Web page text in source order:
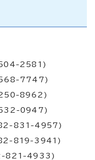
2581)
568-7747)
250-8962)
532-0947)
831-4957)
819-3941)
821-4933)